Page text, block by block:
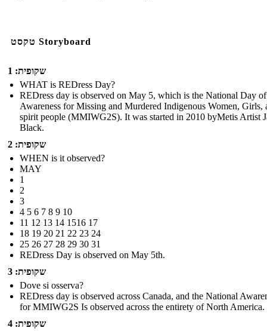
טקסט Storyboard
שקופית: 1
WHAT is REDress Day?
REDress day is observed on May 5, which is the National Day of
Awareness for Missing and Murdered Indigenous Women, Girls,
spirit people (MMIWG2S). It was started in 2010 byMetis Artist
Black.
שקופית: 2
WHEN is it observed?
MAY
1
2
3
4 5 6 7 8 9 10
11 12 13 14 1516 17
18 19 20 21 22 23 24
25 26 27 28 29 30 31
REDress Day is observed on May 5th.
שקופית: 3
Dove si osserva?
REDress day is observed across Canada, and the National
for MMIWG2S Is observed across the entirety of North America.
שקופית: 4